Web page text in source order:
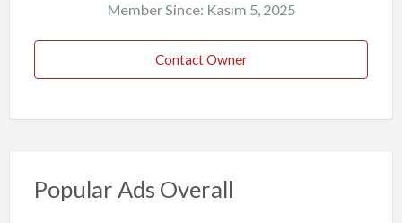
Member Since: Kasım 5, 2025
Contact Owner
Popular Ads Overall